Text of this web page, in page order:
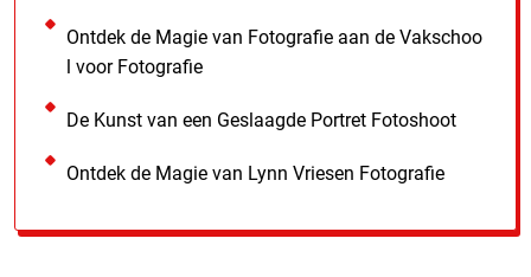
Ontdek de Magie van Fotografie aan de Vakschoo
l voor Fotografie
De Kunst van een Geslaagde Portret Fotoshoot
Ontdek de Magie van Lynn Vriesen Fotografie